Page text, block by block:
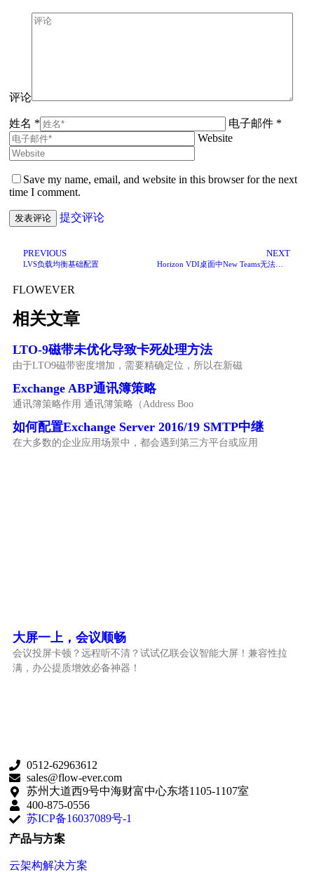
评论
姓名 *
电子邮件 *
Website
Save my name, email, and website in this browser for the next
time I comment.
提交评论
PREVIOUS
LVS负载均衡基础配置
NEXT
Horizon VDI桌面中New Teams无法进入会议
FLOWEVER
相关文章
LTO-9磁带未优化导致卡死处理方法
由于LTO9磁带密度增加，需要精确定位，所以在新磁
Exchange ABP通讯簿策略
通讯簿策略作用 通讯簿策略（Address Boo
如何配置Exchange Server 2016/19 SMTP中继
在大多数的企业应用场景中，都会遇到第三方平台或应用
大屏一上，会议顺畅
会议投屏卡顿？远程听不清？试试亿联会议智能大屏！兼容性拉
满，办公提质增效必备神器！
0512-62963612
sales@flow-ever.com
苏州大道西9号中海财富中心东塔1105-1107室
400-875-0556
苏ICP备16037089号-1
产品与方案
云架构解决方案